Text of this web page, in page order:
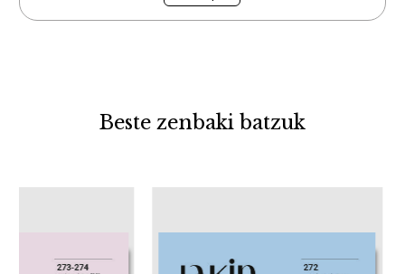
Beste zenbaki batzuk